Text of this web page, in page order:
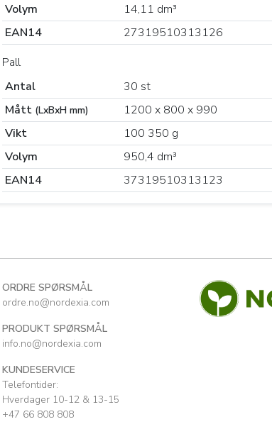
Volym
14,11 dm³
EAN14
27319510313126
Pall
Antal
30 st
Mått (LxBxH mm)
1200 x 800 x 990
Vikt
100 350 g
Volym
950,4 dm³
EAN14
37319510313123
ORDRE SPØRSMÅL
ordre.no@nordexia.com
PRODUKT SPØRSMÅL
info.no@nordexia.com
KUNDESERVICE
Telefontider:
Hverdager 10-12 & 13-15
+47 66 808 808